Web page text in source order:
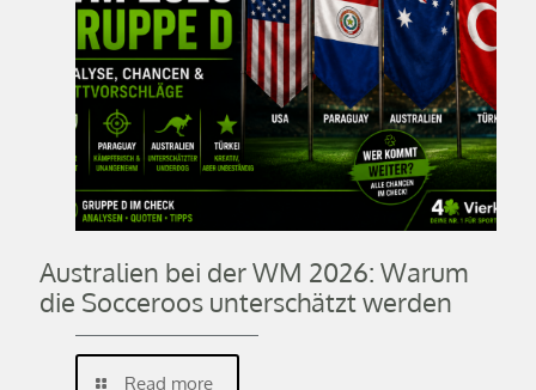
Australien bei der WM 2026: Warum
die Socceroos unterschätzt werden
Read more